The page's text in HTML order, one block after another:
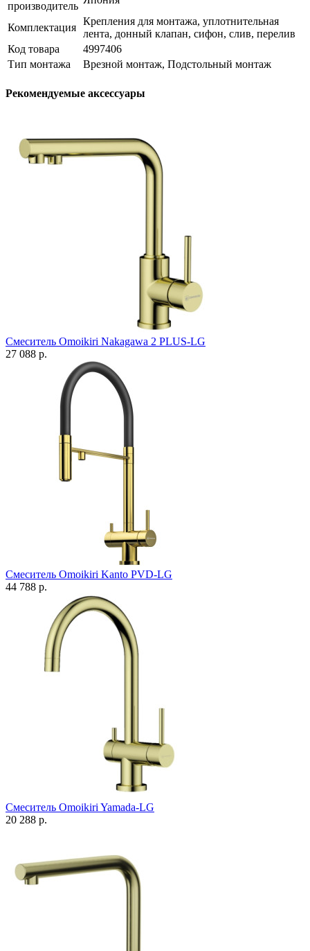
производитель
Комплектация
Крепления для монтажа, уплотнительная
лента, донный клапан, сифон, слив, перелив
Код товара
4997406
Тип монтажа
Врезной монтаж, Подстольный монтаж
Рекомендуемые аксессуары
Смеситель Omoikiri Nakagawa 2 PLUS-LG
27 088 р.
Смеситель Omoikiri Kanto PVD-LG
44 788 р.
Смеситель Omoikiri Yamada-LG
20 288 р.